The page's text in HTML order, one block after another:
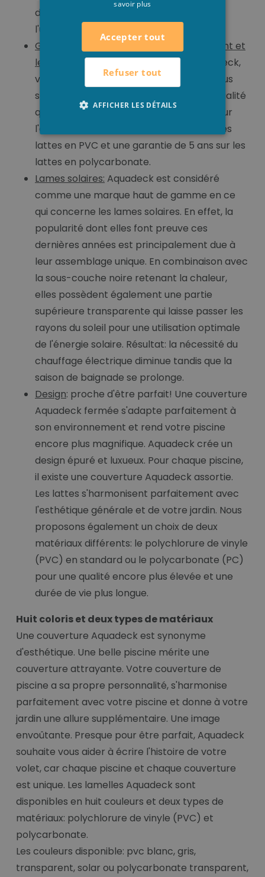
dans les chambres des lames lors de
l'utilisation de la couverture.
Garantie supplémentaire sur l'équipement et
les lattes:
Lorsque vous choisissez Aquadeck,
vous optez pour la qualité supérieure. Nous
sommes tellement confiants de notre qualité
que nous offrons une garantie de 4 ans sur
l'équipement, une garantie de 2 ans sur les
lattes en PVC et une garantie de 5 ans sur les
lattes en polycarbonate.
Lames solaires: Aquadeck est considéré
comme une marque haut de gamme en ce
qui concerne les lames solaires. En effet, la
popularité dont elles font preuve ces
dernières années est principalement due à
leur assemblage unique. En combinaison avec
la sous-couche noire retenant la chaleur,
elles possèdent également une partie
supérieure transparente qui laisse passer les
rayons du soleil pour une utilisation optimale
de l'énergie solaire. Résultat: la nécessité du
chauffage électrique diminue tandis que la
saison de baignade se prolonge.
Design: proche d'être parfait! Une couverture
Aquadeck fermée s'adapte parfaitement à
son environnement et rend votre piscine
encore plus magnifique. Aquadeck crée un
design épuré et luxueux. Pour chaque piscine,
il existe une couverture Aquadeck assortie.
Les lattes s'harmonisent parfaitement avec
l'esthétique générale et de votre jardin. Nous
proposons également un choix de deux
matériaux différents: le polychlorure de vinyle
(PVC) en standard ou le polycarbonate (PC)
pour une qualité encore plus élevée et une
durée de vie plus longue.
Huit coloris et deux types de matériaux
Une couverture Aquadeck est synonyme
d'esthétique. Une belle piscine mérite une
couverture attrayante. Votre couverture de
piscine a sa propre personnalité, s'harmonise
parfaitement avec votre piscine et donne à votre
jardin une allure supplémentaire. Une image
envoûtante. Presque pour être parfait, Aquadeck
souhaite vous aider à écrire l'histoire de votre
volet, car chaque piscine et chaque couverture
est unique. Les lamelles Aquadeck sont
disponibles en huit couleurs et deux types de
matériaux: polychlorure de vinyle (PVC) et
polycarbonate.
Les couleurs disponible: pvc blanc, gris,
transparent, solar ou polycarbonate transparent,
savoir plus
Accepter tout
Refuser tout
AFFICHER LES DÉTAILS